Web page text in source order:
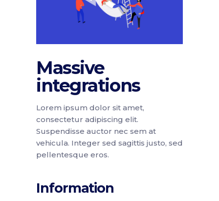
Massive
integrations
Lorem ipsum dolor sit amet,
consectetur adipiscing elit.
Suspendisse auctor nec sem at
vehicula. Integer sed sagittis justo, sed
pellentesque eros.
Information